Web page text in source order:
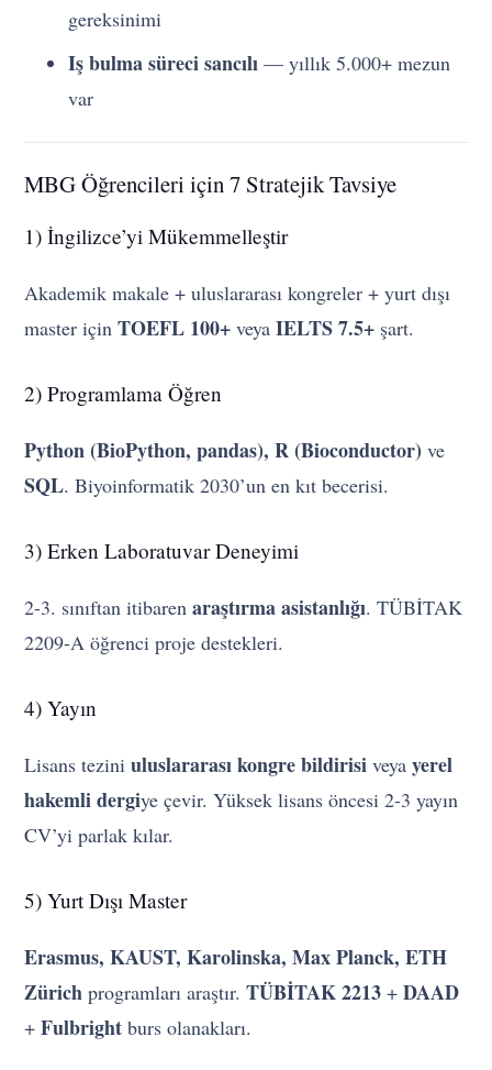
gereksinimi
Iş bulma süreci sancılı — yıllık 5.000+ mezun
var
MBG Öğrencileri için 7 Stratejik Tavsiye
1) İngilizce’yi Mükemmelleştir
Akademik makale + uluslararası kongreler + yurt dışı
master içinTOEFL 100+ veyaIELTS 7.5+ şart.
2) Programlama Öğren
Python (BioPython, pandas), R (Bioconductor) ve
SQL. Biyoinformatik 2030’un en kıt becerisi.
3) Erken Laboratuvar Deneyimi
2-3. sınıftan itibarenaraştırma asistanlığı. TÜBİTAK
2209-A öğrenci proje destekleri.
4) Yayın
Lisans teziniuluslararası kongre bildirisi veyayerel
hakemli dergiye çevir. Yüksek lisans öncesi 2-3 yayın
CV’yi parlak kılar.
5) Yurt Dışı Master
Erasmus, KAUST, Karolinska, Max Planck, ETH
Zürich programları araştır.TÜBİTAK 2213 +DAAD
+Fulbright burs olanakları.